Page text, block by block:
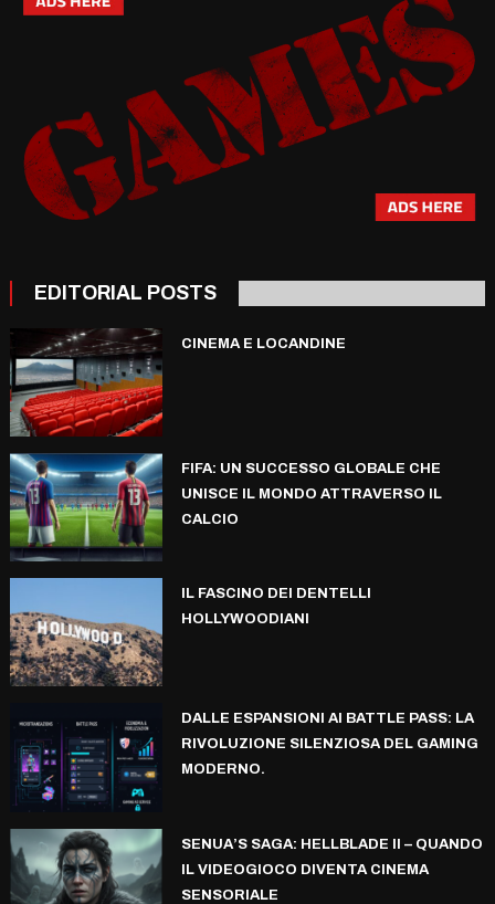
EDITORIAL POSTS
CINEMA E LOCANDINE
FIFA: UN SUCCESSO GLOBALE CHE
UNISCE IL MONDO ATTRAVERSO IL
CALCIO
IL FASCINO DEI DENTELLI
HOLLYWOODIANI
DALLE ESPANSIONI AI BATTLE PASS: LA
RIVOLUZIONE SILENZIOSA DEL GAMING
MODERNO.
SENUA’S SAGA: HELLBLADE II – QUANDO
IL VIDEOGIOCO DIVENTA CINEMA
SENSORIALE